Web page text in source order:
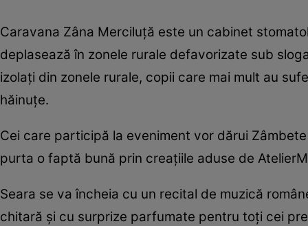
Caravana Zâna Merciluţă este un cabinet
deplasează în zonele rurale defavorizate sub
izolaţi din zonele rurale, copii care mai mult au
hăinuţe.
Cei care participă la eveniment vor dărui
purta o faptă bună prin creaţiile aduse de
Seara se va încheia cu un recital de muzică
chitară şi cu surprize parfumate pentru toţi cei